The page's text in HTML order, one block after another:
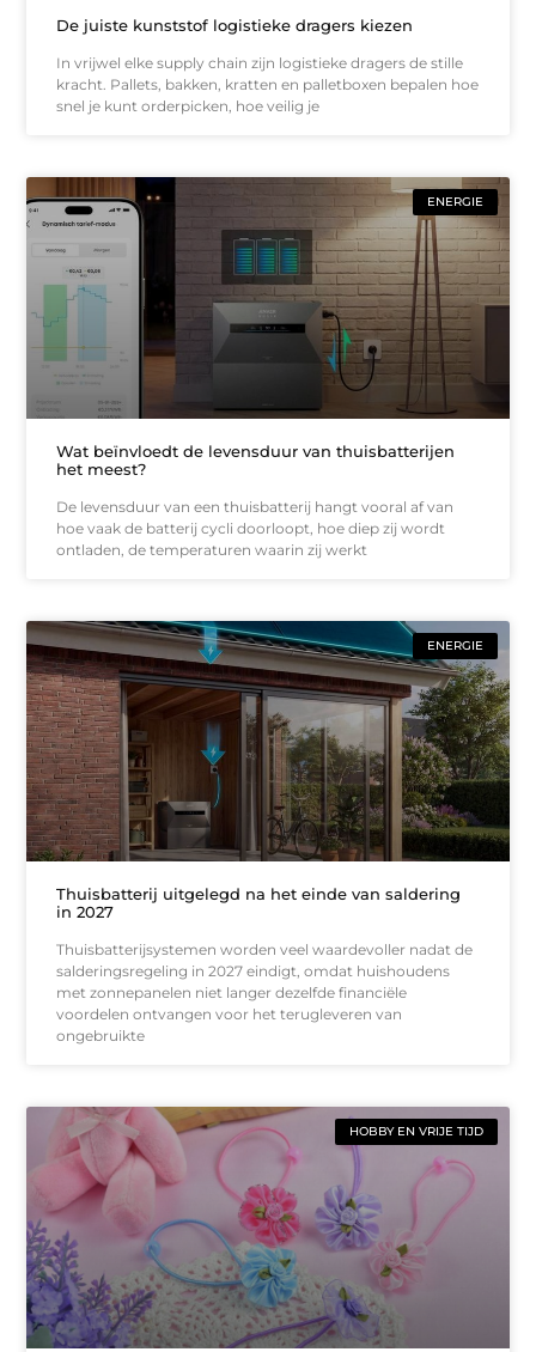
De juiste kunststof logistieke dragers kiezen
In vrijwel elke supply chain zijn logistieke dragers de stille
kracht. Pallets, bakken, kratten en palletboxen bepalen hoe
snel je kunt orderpicken, hoe veilig je
ENERGIE
Wat beïnvloedt de levensduur van thuisbatterijen
het meest?
De levensduur van een thuisbatterij hangt vooral af van
hoe vaak de batterij cycli doorloopt, hoe diep zij wordt
ontladen, de temperaturen waarin zij werkt
ENERGIE
Thuisbatterij uitgelegd na het einde van saldering
in 2027
Thuisbatterijsystemen worden veel waardevoller nadat de
salderingsregeling in 2027 eindigt, omdat huishoudens
met zonnepanelen niet langer dezelfde financiële
voordelen ontvangen voor het terugleveren van
ongebruikte
HOBBY EN VRIJE TIJD